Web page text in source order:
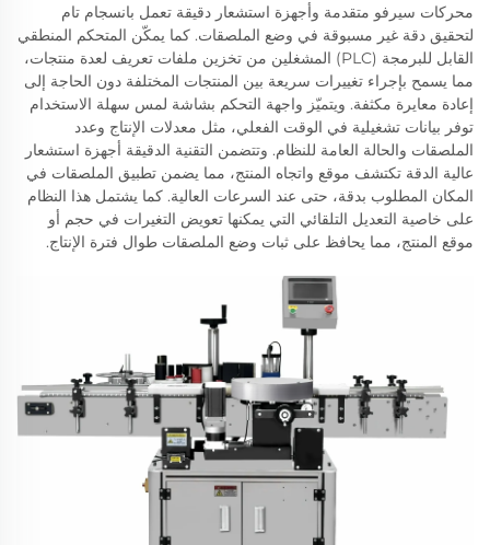
محركات سيرفو متقدمة وأجهزة استشعار دقيقة تعمل بانسجام تام
لتحقيق دقة غير مسبوقة في وضع الملصقات. كما يمكّن المتحكم المنطقي
القابل للبرمجة (PLC) المشغلين من تخزين ملفات تعريف لعدة منتجات،
مما يسمح بإجراء تغييرات سريعة بين المنتجات المختلفة دون الحاجة إلى
إعادة معايرة مكثفة. ويتميّز واجهة التحكم بشاشة لمس سهلة الاستخدام
توفر بيانات تشغيلية في الوقت الفعلي، مثل معدلات الإنتاج وعدد
الملصقات والحالة العامة للنظام. وتتضمن التقنية الدقيقة أجهزة استشعار
عالية الدقة تكتشف موقع واتجاه المنتج، مما يضمن تطبيق الملصقات في
المكان المطلوب بدقة، حتى عند السرعات العالية. كما يشتمل هذا النظام
على خاصية التعديل التلقائي التي يمكنها تعويض التغيرات في حجم أو
موقع المنتج، مما يحافظ على ثبات وضع الملصقات طوال فترة الإنتاج.